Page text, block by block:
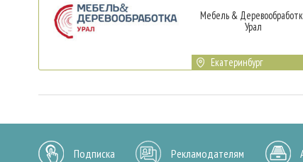
Мебель &
Урал
Екатеринбург
Подписка Рекламодателям